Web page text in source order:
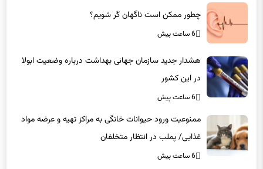
چطور ممکن است ناگهان کَر شویم؟
6 ساعت پیش
هشدار جدید سازمان جهانی بهداشت درباره وضعیت ابولا
در این کشور
6 ساعت پیش
ممنوعیت ورود حیوانات خانگی به مراکز تهیه و عرضه مواد
غذایی/ پملب در انتظار متخلفان
6 ساعت پیش